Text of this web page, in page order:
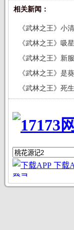
相关新闻：
《武林之王》小
记
《武林之王》吸
《武林之王》新
《武林之王》是
《武林之王》死